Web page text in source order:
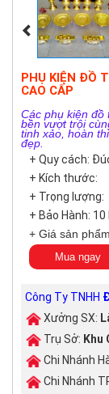
PHỤ KIỆN ĐỒ
CAO CẤP
Các phụ kiện đồ
bền vượt trội
tinh xảo, hoàn
đẹp.
+ Quy cách:
+ Kích thước:
+ Trọng lượng:
+ Bảo Hành: 10
+ Giá sản
Mua ngay
Công Ty TNHH
Xưởng SX:
Trụ Sở: Khu
Chi Nhánh
Chi Nhánh